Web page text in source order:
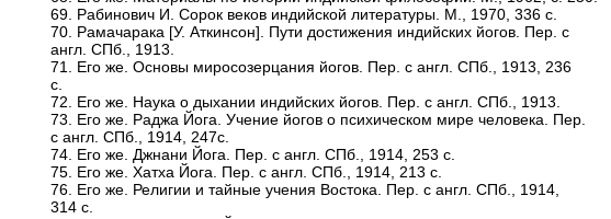
69. Рабинович И. Сорок веков индийской литературы. М., 1970, 336 с.
70. Рамачарака [У. Аткинсон]. Пути достижения индийских йогов. Пер. с
англ. СПб., 1913.
71. Его же. Основы миросозерцания йогов. Пер. с англ. СПб., 1913, 236
с.
72. Его же. Наука о дыхании индийских йогов. Пер. с англ. СПб., 1913.
73. Его же. Раджа Йога. Учение йогов о психическом мире человека. Пер.
с англ. СПб., 1914, 247с.
74. Его же. Джнани Йога. Пер. с англ. СПб., 1914, 253 с.
75. Его же. Хатха Йога. Пер. с англ. СПб., 1914, 213 с.
76. Его же. Религии и тайные учения Востока. Пер. с англ. СПб., 1914,
314 с.